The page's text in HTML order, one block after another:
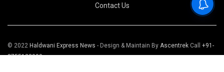
Contact Us
© 2022 Haldwani Express News - Design & Maintain By Ascentrek Call +91-
8755123999